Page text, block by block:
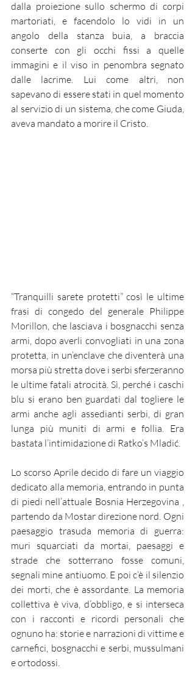
dalla proiezione sullo schermo di corpi
martoriati, e facendolo lo vidi in un
angolo della stanza buia, a braccia
conserte con gli occhi fissi a quelle
immagini e il viso in penombra segnato
dalle lacrime. Lui come altri, non
sapevano di essere stati in quel momento
al servizio di un sistema, che come Giuda,
aveva mandato a morire il Cristo.
“Tranquilli sarete protetti” così le ultime
frasi di congedo del generale Philippe
Morillon, che lasciava i bosgnacchi senza
armi, dopo averli convogliati in una zona
protetta, in un’enclave che diventerà una
morsa più stretta dove i serbi sferzeranno
le ultime fatali atrocità. Sì, perché i caschi
blu si erano ben guardati dal togliere le
armi anche agli assedianti serbi, di gran
lunga più muniti di armi e follia. Era
bastata l’intimidazione di Ratko’s Mladić.
Lo scorso Aprile decido di fare un viaggio
dedicato alla memoria, entrando in punta
di piedi nell’attuale Bosnia Herzegovina ,
partendo da Mostar direzione nord. Ogni
paesaggio trasuda memoria di guerra:
muri squarciati da mortai, paesaggi e
strade che sotterrano fosse comuni,
segnali mine antiuomo. E poi c’è il silenzio
dei morti, che è assordante. La memoria
collettiva è viva, d’obbligo, e si interseca
con i racconti e ricordi personali che
ognuno ha: storie e narrazioni di vittime e
carnefici, bosgnacchi e serbi, mussulmani
e ortodossi.